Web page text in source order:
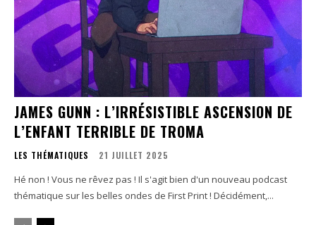
JAMES GUNN : L’IRRÉSISTIBLE ASCENSION DE
L’ENFANT TERRIBLE DE TROMA
LES THÉMATIQUES 21 JUILLET 2025
Hé non ! Vous ne rêvez pas ! Il s'agit bien d'un nouveau podcast
thématique sur les belles ondes de First Print ! Décidément,...